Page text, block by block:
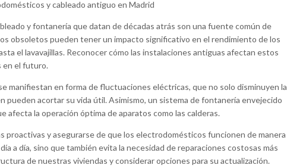
y fontanería que datan de décadas atrás son una fuente común de
obsoletos pueden tener un impacto significativo en el rendimiento de los
el lavavajillas. Reconocer cómo las instalaciones antiguas afectan estos
en el futuro.
manifiestan en forma de fluctuaciones eléctricas, que no solo disminuyen la
pueden acortar su vida útil. Asimismo, un sistema de fontanería envejecido
afecta la operación óptima de aparatos como las calderas.
proactivas y asegurarse de que los electrodomésticos funcionen de manera
a día, sino que también evita la necesidad de reparaciones costosas más
de nuestras viviendas y considerar opciones para su actualización.